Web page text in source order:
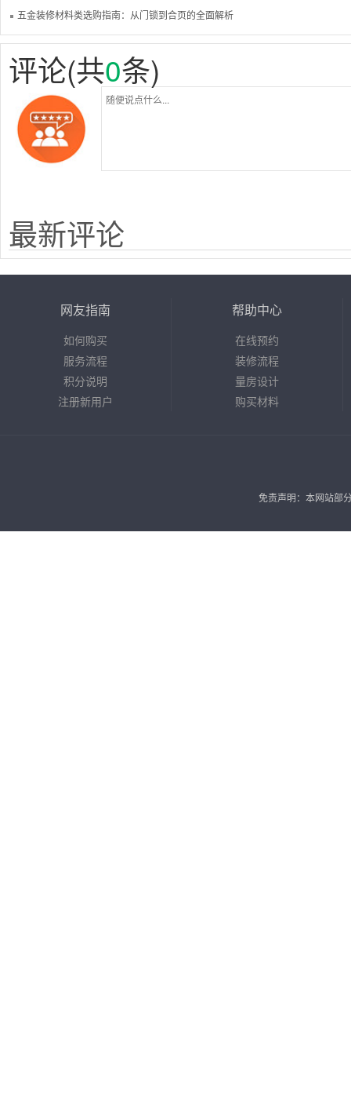
五金装修材料类选购指南：从门锁到合页的全面解析
评论(共0条)
最新评论
网友指南
如何购买
服务流程
积分说明
注册新用户
帮助中心
在线预约
装修流程
量房设计
购买材料
免责声明：本网站部